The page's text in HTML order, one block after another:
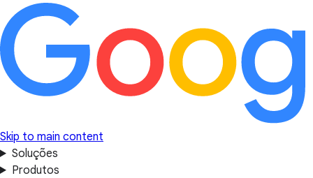
Skip to main content
Soluções
Produtos